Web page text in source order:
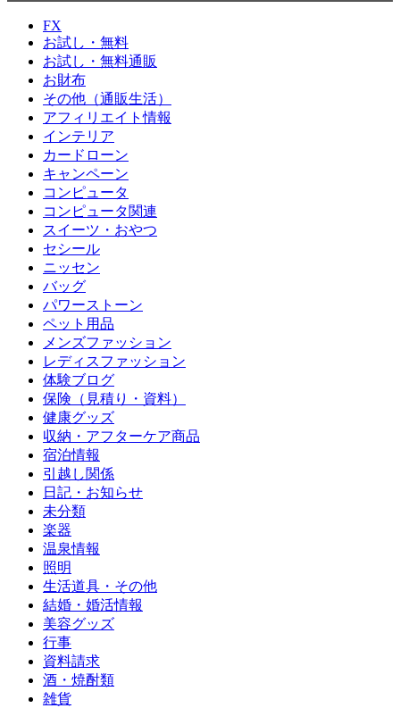
FX
お試し・無料
お試し・無料通販
お財布
その他（通販生活）
アフィリエイト情報
インテリア
カードローン
キャンペーン
コンピュータ
コンピュータ関連
スイーツ・おやつ
セシール
ニッセン
バッグ
パワーストーン
ペット用品
メンズファッション
レディスファッション
体験ブログ
保険（見積り・資料）
健康グッズ
収納・アフターケア商品
宿泊情報
引越し関係
日記・お知らせ
未分類
楽器
温泉情報
照明
生活道具・その他
結婚・婚活情報
美容グッズ
行事
資料請求
酒・焼酎類
雑貨